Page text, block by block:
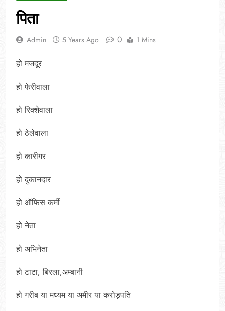
पिता
Admin 5 Years Ago 0 1 Mins
हो मजदूर
हो फेरीवाला
हो रिक्शेवाला
हो ठेलेवाला
हो कारीगर
हो दुकानदार
हो ऑफिस कर्मी
हो नेता
हो अभिनेता
हो टाटा, बिरला,अम्बानी
हो गरीब या मध्यम या अमीर या करोड़पति